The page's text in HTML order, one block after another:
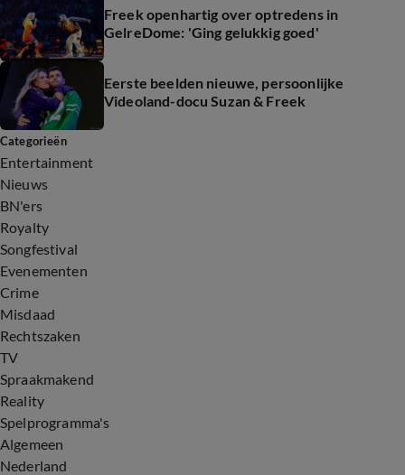
Freek openhartig over optredens in
GelreDome: 'Ging gelukkig goed'
Eerste beelden nieuwe, persoonlijke
Videoland-docu Suzan & Freek
Categorieën
Entertainment
Nieuws
BN'ers
Royalty
Songfestival
Evenementen
Crime
Misdaad
Rechtszaken
TV
Spraakmakend
Reality
Spelprogramma's
Algemeen
Nederland